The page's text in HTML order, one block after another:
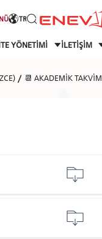
TR
YÖNETİMİ İLETİŞİM
📆 AKADEMİK TAKVİM